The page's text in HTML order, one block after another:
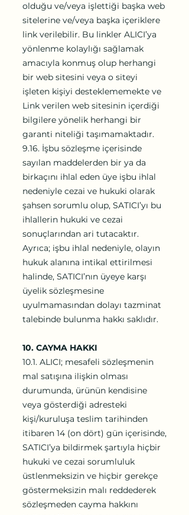
olduğu ve/veya işlettiği başka web
sitelerine ve/veya başka içeriklere
link verilebilir. Bu linkler ALICI’ya
yönlenme kolaylığı sağlamak
amacıyla konmuş olup herhangi
bir web sitesini veya o siteyi
işleten kişiyi desteklememekte ve
Link verilen web sitesinin içerdiği
bilgilere yönelik herhangi bir
garanti niteliği taşımamaktadır.
9.16. İşbu sözleşme içerisinde
sayılan maddelerden bir ya da
birkaçını ihlal eden üye işbu ihlal
nedeniyle cezai ve hukuki olarak
şahsen sorumlu olup, SATICI’yı bu
ihlallerin hukuki ve cezai
sonuçlarından ari tutacaktır.
Ayrıca; işbu ihlal nedeniyle, olayın
hukuk alanına intikal ettirilmesi
halinde, SATICI’nın üyeye karşı
üyelik sözleşmesine
uyulmamasından dolayı tazminat
talebinde bulunma hakkı saklıdır.
10. CAYMA HAKKI
10.1. ALICI; mesafeli sözleşmenin
mal satışına ilişkin olması
durumunda, ürünün kendisine
veya gösterdiği adresteki
kişi/kuruluşa teslim tarihinden
itibaren 14 (on dört) gün içerisinde,
SATICI’ya bildirmek şartıyla hiçbir
hukuki ve cezai sorumluluk
üstlenmeksizin ve hiçbir gerekçe
göstermeksizin malı reddederek
sözleşmeden cayma hakkını